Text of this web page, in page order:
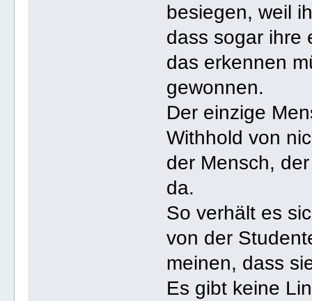
besiegen, weil
dass sogar ihre
das erkennen
gewonnen.
Der einzige
Withhold von
der Mensch,
da.
So verhält es
von der
meinen, dass
Es gibt keine